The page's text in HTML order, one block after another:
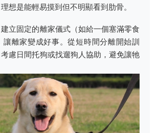
想是能輕易摸到但不明顯看到肋骨。
立固定的離家儀式（如給一個塞滿零食
讓離家變成好事。從短時間分離開始訓
慮日間托狗或找遛狗人協助，避免讓牠